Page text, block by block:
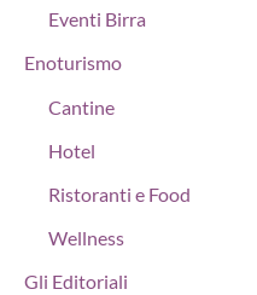
Eventi Birra
Enoturismo
Cantine
Hotel
Ristoranti e Food
Wellness
Gli Editoriali